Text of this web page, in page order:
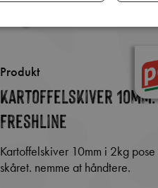
Produkt
Kartoffelskiver 10mm.
Freshline
Kartoffelskiver 10mm i 2kg pose Rustikt
skåret. nemme at håndtere.